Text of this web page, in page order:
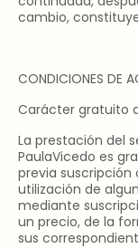
cambio,
CONDICIONES DE
Carácter gratuito
La prestación del
PaulaVicedo es
previa suscripción
utilización de
mediante
un precio, de la
sus